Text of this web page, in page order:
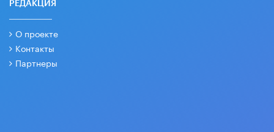
РЕДАКЦИЯ
О проекте
Контакты
Партнеры